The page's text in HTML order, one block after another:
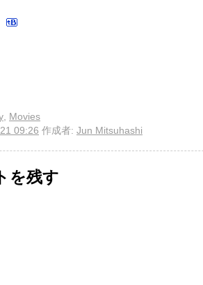
Movies
09:26 作成者: Jun Mitsuhashi
を残す